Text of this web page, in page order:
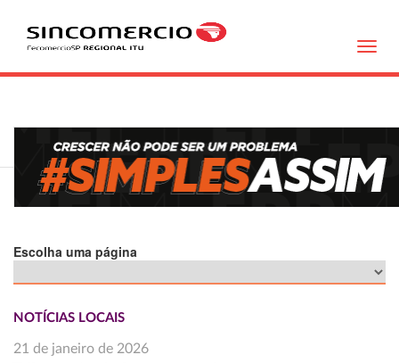
Escolha uma página
NOTÍCIAS LOCAIS
21 de janeiro de 2026